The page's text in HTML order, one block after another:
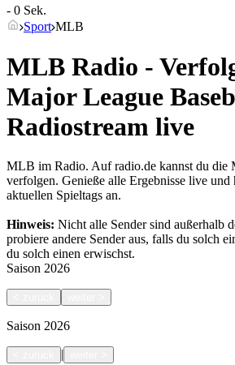
- 0 Sek.
Sport MLB
MLB Radio -
Major League
Radiostream live
MLB im Radio. Auf radio.de kannst du die
verfolgen. Genieße alle Ergebnisse live und
aktuellen Spieltags an.
Hinweis: Nicht alle Sender sind außerhalb
probiere andere Sender aus, falls du solch
du solch einen erwischst.
Saison 2026
Saison 2026
|